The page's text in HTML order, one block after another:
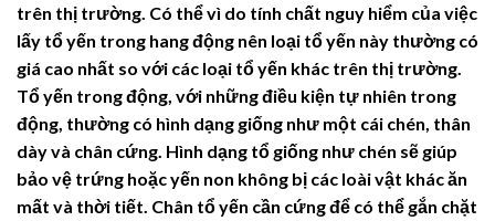
trên thị trường. Có thể vì do tính chất nguy hiểm của việc
lấy tổ yến trong hang động nên loại tổ yến này thường có
giá cao nhất so với các loại tổ yến khác trên thị trường.
Tổ yến trong động, với những điều kiện tự nhiên trong
động, thường có hình dạng giống như một cái chén, thân
dày và chân cứng. Hình dạng tổ giống như chén sẽ giúp
bảo vệ trứng hoặc yến non không bị các loài vật khác ăn
mất và thời tiết. Chân tổ yến cần cứng để có thể gắn chặt